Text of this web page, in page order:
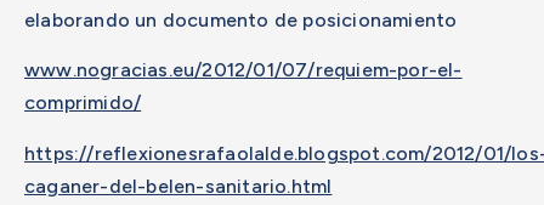
elaborando un documento de posicionamiento
www.nogracias.eu/2012/01/07/requiem-por-el-
comprimido/
https://reflexionesrafaolalde.blogspot.com/2012/01/
caganer-del-belen-sanitario.html